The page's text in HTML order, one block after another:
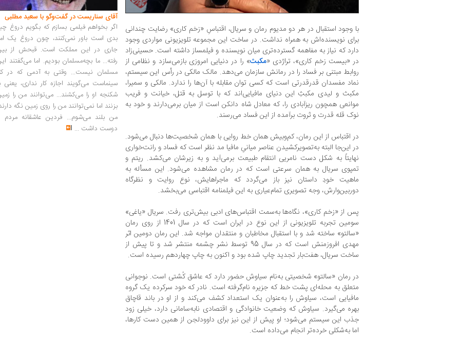
با وجود استقبال در هر دو مدیوم رمان و سریال، اقتباسِ «زخم کاری» رضایت چندانی
برای نویسنده‌اش به همراه نداشت. در ساخت این مجموعه تلویزیونی مواردی وجود
دارد که نیاز به مفاهمه‌ گسترده‌تری میان نویسنده و فیلمساز داشته است. حسینی‌زاد
در «بیست زخم کاری»، تراژدی «مکبث» را در دنیایی امروزی بازمی‌سازد و نظامی از
روابط مبتنی بر فساد را در رمانش سازمان می‌دهد. مالک مالکی در رأس این سیستم،
نماد مفسدان قدرقدرتی است که کسی توان مقابله با آن‌ها را ندارد. مالکی و سمیرا،
مکبث و لیدی مکبثِ این دنیای مافیایی‌اند که با توسل به قتل، خیانت و فریب
موانعی همچون ریزآبادی را، که معادل شاه دانکن است از میان برمی‌دارند و خود به
نوک قله‌ قدرت ‌و ‌ثروت برآمده از این فساد می‌رسند.
در اقتباس از این رمان، کم‌وبیش همان خط‌ روایی با همان شخصیت‌ها دنبال می‌شود.
در این‌جا البته به‌تصویرکشیدن عناصر میانیِ مافیا مد نظر است که فساد و رانت‌خواری
نهایتاً به‌ شکل دست نامریی انتقام طبیعت برمی‌آید و به زیرشان می‌کشد. ریتم و
تمپوی سریال به همان سرعتی است که در رمان مشاهده می‌شود. این مسأله به
ماهیت خودِ داستان نیز باز می‌گردد که ماجراهایش، نوع روایت و نظرگاه
دوربین‌وارش، وجه تصویری تمام‌عیاری به این فیلمنامه‌ اقتباسی می‌بخشد.
پس از «زخم کاری»، نگاه‌ها به‌سمت اقتباس‌های ادبی بیش‌تری رفت. سریال «یاغی»
سومین تجربه‌ تلویزیونی از این نوع در ایران است که در سال 1401 از روی رمان
«سالتو» ساخته شد و با استقبال مخاطبان و منتقدان مواجه شد. این رمان دومین اثر
مهدی افروزمنش است که در سال 95 توسط نشر چشمه منتشر شد و تا پیش از
ساخت سریال، هفت‌‌بار تجدید چاپ شده بود و اکنون به چاپ چهاردهم رسیده است.
در رمان «سالتو» شخصیتی به‌نام سیاوش حضور دارد که عاشق کُشتی است. نوجوانی
متعلق به محله‌ای پشت‌ خط که جزیره نام‌گرفته ‌است. نادر که خود سرکرده‌ یک گروه
مافیایی است، سیاوش را به‌عنوان یک استعداد کشف می‌کند و از او در باند قاچاق
بهره می‌گیرد. سیاوش که وضعیت خانوادگی و اقتصادی نابه‌سامانی دارد، خیلی زود
جذب این سیستم می‌شود؛ او پیش از این نیز برای داوود‌لجن از همین ‌دست کارها،
اما به‌شکلی خرده‌تر انجام می‌داده است.
آقای سناریست در گفت‌وگو با سعید مطلبی
اگر بخواهم فیلمی بسازم که بگویم دروغ
بدی است باور نمی‌کنند، چون دروغ یک
جاری در این مملکت است. قبحش از
رفته... ما بچه‌مسلمان بودیم. اما می‌گفتند
مسلمان نیست... وقتی به آدمی که در
سینماست می‌گویند اجازه کار نداری، یعنی
شکنجه او را می‌کشند... می‌توانند من را
بزنند اما نمی‌توانند من را روی زمین نگه
من بلند می‌شوم... فردین عاشقانه مردم
دوست داشت ...